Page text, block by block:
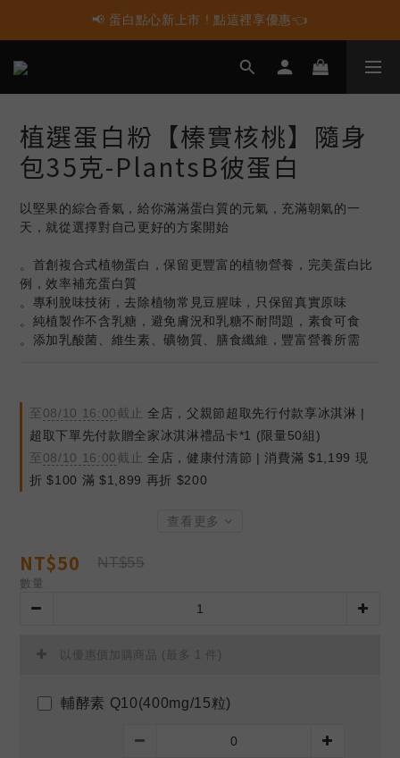
📢 蛋白點心新上市 ! 點這裡享優惠👈
📢 蛋白點心新上市 ! 點這裡享優惠👈
📢 多件組合任選2件再享9折優惠🤩最高可省$3000元！
📢 蛋白點心新上市 ! 點這裡享優惠👈
植選蛋白粉【榛實核桃】隨身
包35克-PlantsB彼蛋白
以堅果的綜合香氣，給你滿滿蛋白質的元氣，充滿朝氣的一
天，就從選擇對自己更好的方案開始
。首創複合式植物蛋白，保留更豐富的植物營養，完美蛋白比
例，效率補充蛋白質
。專利脫味技術，去除植物常見豆腥味，只保留真實原味
。純植製作不含乳糖，避免膚況和乳糖不耐問題，素食可食
。添加乳酸菌、維生素、礦物質、膳食纖維，豐富營養所需
至08/10 16:00截止
全店，父親節超取先行付款享冰淇淋 |
超取下單先付款贈全家冰淇淋禮品卡*1 (限量50組)
至08/10 16:00截止
全店，健康付清節 | 消費滿 $1,199 現
折 $100 滿 $1,899 再折 $200
查看更多
NT$50 NT$55
數量
以優惠價加購商品 (最多 1 件)
輔酵素 Q10(400mg/15粒)